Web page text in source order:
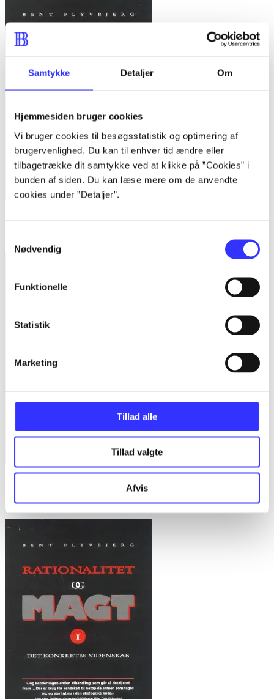
Samtykke Detaljer Om
Hjemmesiden bruger cookies
Vi bruger cookies til besøgsstatistik og optimering af
brugervenlighed. Du kan til enhver tid ændre eller
tilbagetrække dit samtykke ved at klikke på ”Cookies” i
bunden af siden. Du kan læse mere om de anvendte
cookies under ”Detaljer”.
Nødvendig
Funktionelle
Statistik
Marketing
Tillad alle
Tillad valgte
Afvis
Rationalitet og magt. Bd. 1 : Det konkretes videnskab
Bent Flyvbjerg